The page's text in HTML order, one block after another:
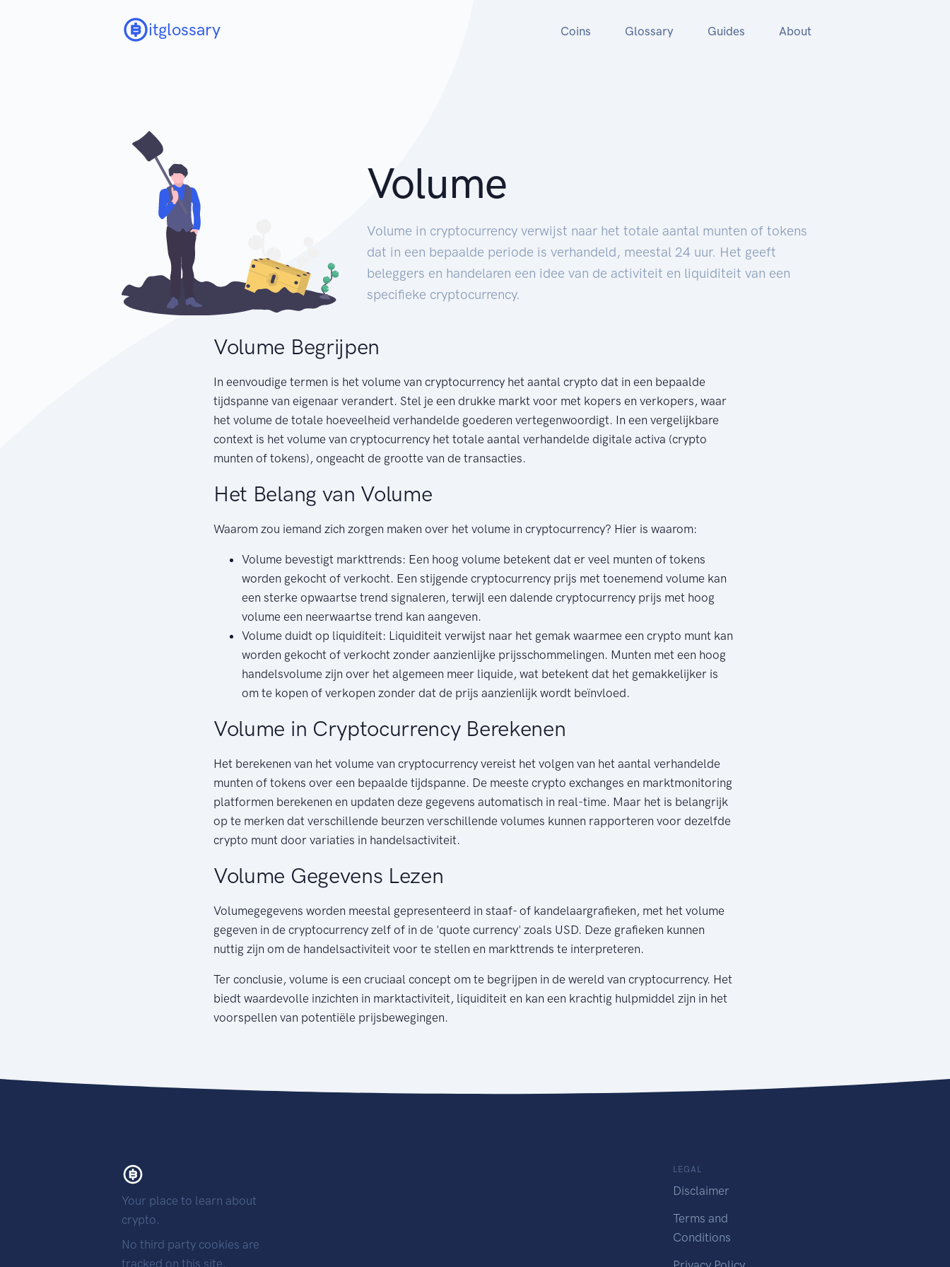
itglossary Coins Glossary Guides About
Volume
Volume in cryptocurrency verwijst naar het totale aantal munten of tokens
dat in een bepaalde periode is verhandeld, meestal 24 uur. Het geeft
beleggers en handelaren een idee van de activiteit en liquiditeit van een
specifieke cryptocurrency.
Volume Begrijpen
In eenvoudige termen is het volume van cryptocurrency het aantal crypto dat in een bepaalde
tijdspanne van eigenaar verandert. Stel je een drukke markt voor met kopers en verkopers, waar
het volume de totale hoeveelheid verhandelde goederen vertegenwoordigt. In een vergelijkbare
context is het volume van cryptocurrency het totale aantal verhandelde digitale activa (crypto
munten of tokens), ongeacht de grootte van de transacties.
Het Belang van Volume
Waarom zou iemand zich zorgen maken over het volume in cryptocurrency? Hier is waarom:
Volume bevestigt markttrends: Een hoog volume betekent dat er veel munten of tokens
worden gekocht of verkocht. Een stijgende cryptocurrency prijs met toenemend volume kan
een sterke opwaartse trend signaleren, terwijl een dalende cryptocurrency prijs met hoog
volume een neerwaartse trend kan aangeven.
Volume duidt op liquiditeit: Liquiditeit verwijst naar het gemak waarmee een crypto munt kan
worden gekocht of verkocht zonder aanzienlijke prijsschommelingen. Munten met een hoog
handelsvolume zijn over het algemeen meer liquide, wat betekent dat het gemakkelijker is
om te kopen of verkopen zonder dat de prijs aanzienlijk wordt beïnvloed.
Volume in Cryptocurrency Berekenen
Het berekenen van het volume van cryptocurrency vereist het volgen van het aantal verhandelde
munten of tokens over een bepaalde tijdspanne. De meeste crypto exchanges en marktmonitoring
platformen berekenen en updaten deze gegevens automatisch in real-time. Maar het is belangrijk
op te merken dat verschillende beurzen verschillende volumes kunnen rapporteren voor dezelfde
crypto munt door variaties in handelsactiviteit.
Volume Gegevens Lezen
Volumegegevens worden meestal gepresenteerd in staaf- of kandelaargrafieken, met het volume
gegeven in de cryptocurrency zelf of in de 'quote currency' zoals USD. Deze grafieken kunnen
nuttig zijn om de handelsactiviteit voor te stellen en markttrends te interpreteren.
Ter conclusie, volume is een cruciaal concept om te begrijpen in de wereld van cryptocurrency. Het
biedt waardevolle inzichten in marktactiviteit, liquiditeit en kan een krachtig hulpmiddel zijn in het
voorspellen van potentiële prijsbewegingen.
Your place to learn about
crypto.
No third party cookies are
tracked on this site.
LEGAL
Disclaimer
Terms and
Conditions